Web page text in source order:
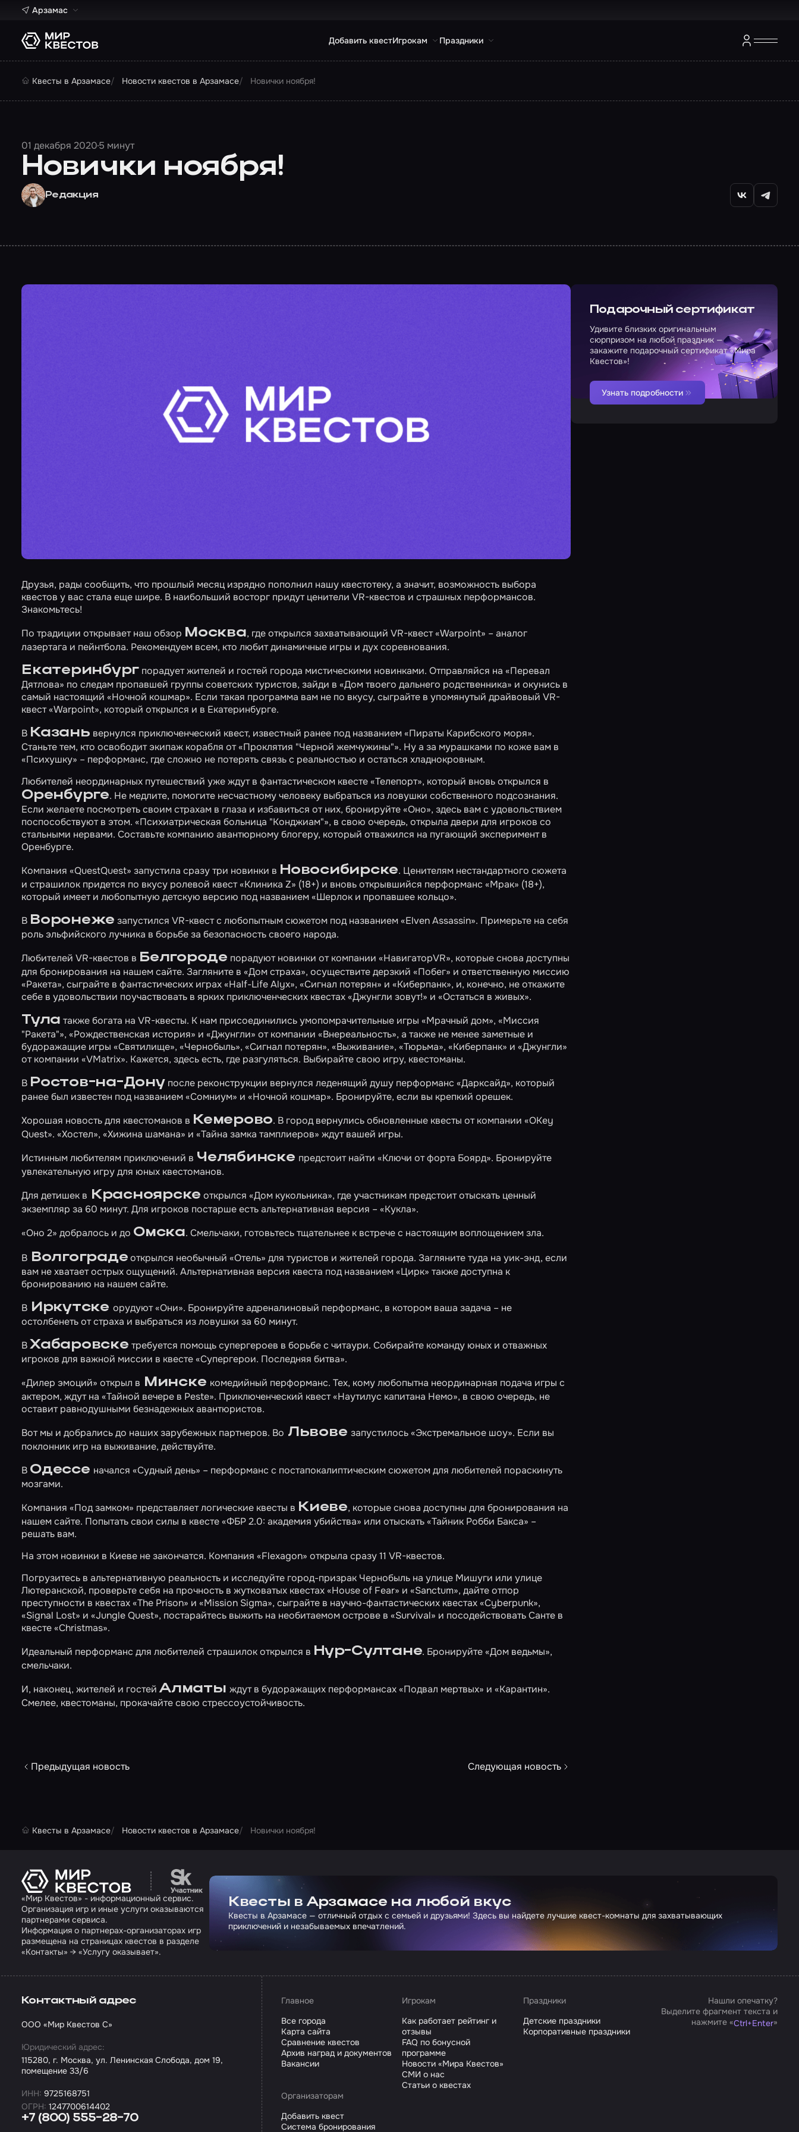
Арзамас
Добавить квестИгрокам Праздники
Квесты в Арзамасе Новости квестов в Арзамасе Новички ноября!
01 декабря 20205 минут
Новички ноября!
Редакция
Друзья, рады сообщить, что прошлый месяц изрядно пополнил нашу квестотеку, а значит, возможность выбора
квестов у вас стала еще шире. В наибольший восторг придут ценители VR-квестов и страшных перформансов.
Знакомьтесь!
По традиции открывает наш обзор Москва, где открылся захватывающий VR-квест«Warpoint» – аналог
лазертага и пейнтбола. Рекомендуем всем, кто любит динамичные игры и дух соревнования.
Екатеринбург порадует жителей и гостей города мистическими новинками. Отправляйся на«Перевал
Дятлова» по следам пропавшей группы советских туристов, зайди в «Дом твоего дальнего родственника» и окунись в
самый настоящий «Ночной кошмар». Если такая программа вам не по вкусу, сыграйте в упомянутый драйвовый VR-
квест«Warpoint», который открылся и в Екатеринбурге.
В Казань вернулся приключенческий квест, известный ранее под названием «Пираты Карибского моря».
Станьте тем, кто освободит экипаж корабля от«Проклятия "Черной жемчужины"». Ну а за мурашками по коже вам в
«Психушку» – перформанс, где сложно не потерять связь с реальностью и остаться хладнокровным.
Любителей неординарных путешествий уже ждут в фантастическом квесте«Телепорт», который вновь открылся в
Оренбурге. Не медлите, помогите несчастному человеку выбраться из ловушки собственного подсознания.
Если желаете посмотреть своим страхам в глаза и избавиться от них, бронируйте«Оно», здесь вам с удовольствием
поспособствуют в этом. «Психиатрическая больница "Конджиам"», в свою очередь, открыла двери для игроков со
стальными нервами. Составьте компанию авантюрному блогеру, который отважился на пугающий эксперимент в
Оренбурге.
Компания «QuestQuest» запустила сразу три новинки в Новосибирске. Ценителям нестандартного сюжета
и страшилок придется по вкусу ролевой квест«Клиника Z» (18+) и вновь открывшийся перформанс «Мрак» (18+),
который имеет и любопытную детскую версию под названием «Шерлок и пропавшее кольцо».
В Воронеже запустился VR-квест с любопытным сюжетом под названием«Еlven Assassin». Примерьте на себя
роль эльфийского лучника в борьбе за безопасность своего народа.
Любителей VR-квестов в Белгороде порадуют новинки от компании «НавигаторVR», которые снова доступны
для бронирования на нашем сайте. Загляните в «Дом страха», осуществите дерзкий «Побег» и ответственную миссию
«Ракета», сыграйте в фантастических играх«Half-Life Alyx», «Сигнал потерян» и «Киберпанк», и, конечно, не откажите
себе в удовольствии поучаствовать в ярких приключенческих квестах«Джунгли зовут!» и «Остаться в живых».
Тула также богата на VR-квесты. К нам присоединились умопомрачительные игры«Мрачный дом»,«Миссия
"Ракета"», «Рождественская история» и «Джунгли» от компании «Внереальность», а также не менее заметные и
будоражащие игры «Святилище», «Чернобыль», «Сигнал потерян», «Выживание», «Тюрьма», «Киберпанк» и «Джунгли»
от компании «VMatrix». Кажется, здесь есть, где разгуляться. Выбирайте свою игру, квестоманы.
В Ростов-на-Донупосле реконструкции вернулся леденящий душу перформанс «Дарксайд», который
ранее был известен под названием «Сомниум» и «Ночной кошмар». Бронируйте, если вы крепкий орешек.
Хорошая новость для квестоманов в Кемерово. В город вернулись обновленные квесты от компании «OKey
Quest». «Хостел», «Хижина шамана» и «Тайна замка тамплиеров» ждут вашей игры.
Истинным любителям приключений в Челябинске предстоит найти«Ключи от форта Боярд». Бронируйте
увлекательную игру для юных квестоманов.
Для детишек в Красноярске открылся«Дом кукольника», где участникам предстоит отыскать ценный
экземпляр за 60 минут. Для игроков постарше есть альтернативная версия – «Кукла».
«Оно 2» добралось и до Омска. Смельчаки, готовьтесь тщательнее к встрече с настоящим воплощением зла.
В Волгоградеоткрылся необычный«Отель» для туристов и жителей города. Загляните туда на уик-энд, если
вам не хватает острых ощущений. Альтернативная версия квеста под названием «Цирк» также доступна к
бронированию на нашем сайте.
В Иркутске орудуют«Они». Бронируйте адреналиновый перформанс, в котором ваша задача – не
остолбенеть от страха и выбраться из ловушки за 60 минут.
ВХабаровске требуется помощь супергероев в борьбе с читаури. Собирайте команду юных и отважных
игроков для важной миссии в квесте«Супергерои. Последняя битва».
«Дилер эмоций» открыл в Минске комедийный перформанс. Тех, кому любопытна неординарная подача игры с
актером, ждут на «Тайной вечере в Peste». Приключенческий квест«Наутилус капитана Немо», в свою очередь, не
оставит равнодушными безнадежных авантюристов.
Вот мы и добрались до наших зарубежных партнеров. Во Львовезапустилось«Экстремальное шоу». Если вы
поклонник игр на выживание, действуйте.
В Одессе начался«Судный день» – перформанс с постапокалиптическим сюжетом для любителей пораскинуть
мозгами.
Компания «Под замком» представляет логические квесты в Киеве, которые снова доступны для бронирования на
нашем сайте. Попытать свои силы в квесте«ФБР 2.0: академия убийства» или отыскать«Тайник Робби Бакса» –
решать вам.
На этом новинки в Киеве не закончатся. Компания «Flexagon» открыла сразу 11 VR-квестов.
Погрузитесь в альтернативную реальность и исследуйте город-призрак Чернобыль на улице Мишуги или улице
Лютеранской, проверьте себя на прочность в жутковатых квестах«House of Fear» и «Sanctum», дайте отпор
преступности в квестах«The Prison» и «Mission Sigma», сыграйте в научно-фантастических квестах«Cyberpunk»,
«Signal Lost» и «Jungle Quest», постарайтесь выжить на необитаемом острове в «Survival» и посодействовать Санте в
квесте«Christmas».
Идеальный перформанс для любителей страшилок открылся в Нур-Султане. Бронируйте«Дом ведьмы»,
смельчаки.
И, наконец, жителей и гостейАлматыждут в будоражащих перформансах«Подвал мертвых» и«Карантин».
Смелее, квестоманы, прокачайте свою стрессоустойчивость.
Предыдущая новость Следующая новость
Подарочный сертификат
Удивите близких оригинальным
сюрпризом на любой праздник —
закажите подарочный сертификат «Мира
Квестов»!
Узнать подробности
Квесты в Арзамасе Новости квестов в Арзамасе Новички ноября!
Перейти на сайт партнера Сколково
«Мир Квестов» - информационный сервис.
Организация игр и иные услуги оказываются
партнерами сервиса.
Информация о партнерах-организаторах игр
размещена на страницах квестов в разделе
«Контакты» → «Услугу оказывает».
Квесты в Арзамасе на любой вкус
Квесты в Арзамасе — отличный отдых с семьей и друзьями! Здесь вы найдете лучшие квест-комнаты для захватывающих
приключений и незабываемых впечатлений.
+7 (800) 555-28-70
Контактный адрес
ООО «Мир Квестов С»
Юридический адрес:
115280, г. Москва, ул. Ленинская Слобода, дом 19,
помещение 33/6
ИНН: 9725168751
ОГРН: 1247700614402
Главное
Все города
Карта сайта
Сравнение квестов
Архив наград и документов
Вакансии
Игрокам
Как работает рейтинг и
отзывы
FAQ по бонусной
программе
Новости «Мира Квестов»
СМИ о нас
Статьи о квестах
Праздники
Детские праздники
Корпоративные праздники
Организаторам
Добавить квест
Система бронирования
Нашли опечатку?
Выделите фрагмент текста и
нажмите «Ctrl+Enter»